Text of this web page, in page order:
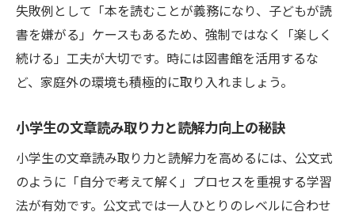
失敗例として「本を読むことが義務になり、子どもが読
書を嫌がる」ケースもあるため、強制ではなく「楽しく
続ける」工夫が大切です。時には図書館を活用するな
ど、家庭外の環境も積極的に取り入れましょう。
小学生の文章読み取り力と読解力向上の秘訣
小学生の文章読み取り力と読解力を高めるには、公文式
のように「自分で考えて解く」プロセスを重視する学習
法が有効です。公文式では一人ひとりのレベルに合わせ